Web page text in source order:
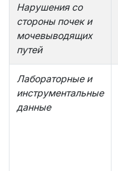
Нарушения со
стороны почек и
мочевыводящих
путей
Лабораторные и
инструментальные
данные